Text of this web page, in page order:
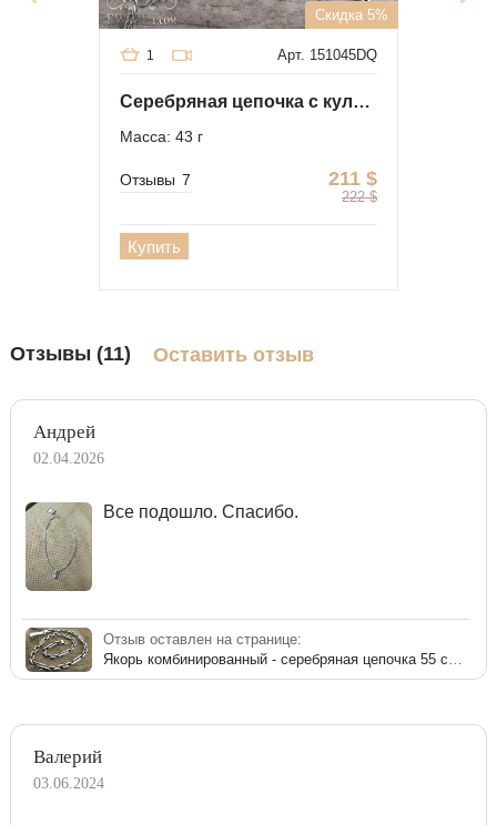
Скидка 5%
Арт. 151045DQ
1
Серебряная цепочка с кулоном "Сокол"
Масса: 43 г
211 $
222 $
Отзывы 7
Купить
Отзывы (11) Оставить отзыв
Андрей
02.04.2026
Все подошло. Спасибо.
Отзыв оставлен на странице:
Валерий
03.06.2024